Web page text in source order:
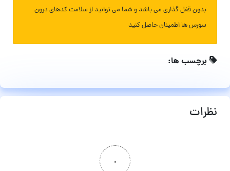
بدون قفل گذاری می باشد و شما می توانید از سلامت کدهای درون
سورس ها اطمینان حاصل کنید
برچسب ها:
نظرات
۰